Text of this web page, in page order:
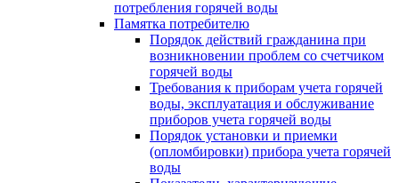
потребления горячей воды
Памятка потребителю
Порядок действий гражданина при
возникновении проблем со счетчиком
горячей воды
Требования к приборам учета горячей
воды, эксплуатация и обслуживание
приборов учета горячей воды
Порядок установки и приемки
(опломбировки) прибора учета горячей
воды